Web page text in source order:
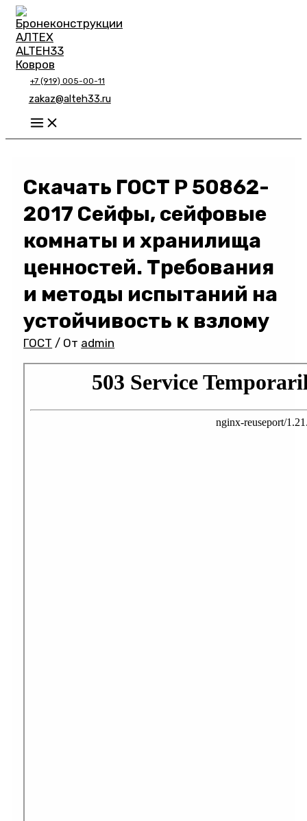
Перейти
содержимому
+7 (919) 005-00-11
zakaz@alteh33.ru
Main
Menu
Скачать ГОСТ Р 50862-
2017 Сейфы, сейфовые
комнаты и хранилища
ценностей. Требования
и методы испытаний на
устойчивость к взлому
ГОСТ / От admin